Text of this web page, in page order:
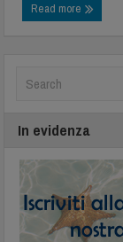
Read more
In evidenza